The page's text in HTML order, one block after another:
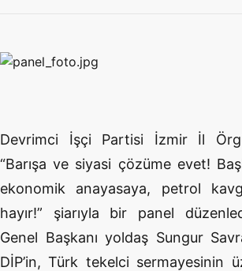
Devrimci İşçi Partisi İzmir İl
“Barışa ve siyasi çözüme evet!
ekonomik anayasaya, petrol
hayır!” şiarıyla bir panel
Genel Başkanı yoldaş Sungur
DİP’in, Türk tekelci sermayesinin